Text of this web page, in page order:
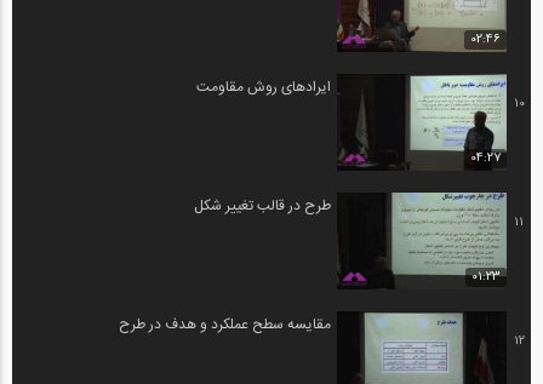
02:46
10
04:27
ایرادهای روش مقاومت
11
01:23
طرح در قالب تغییر شکل
12
مقایسه سطح عملکرد و هدف در طرح